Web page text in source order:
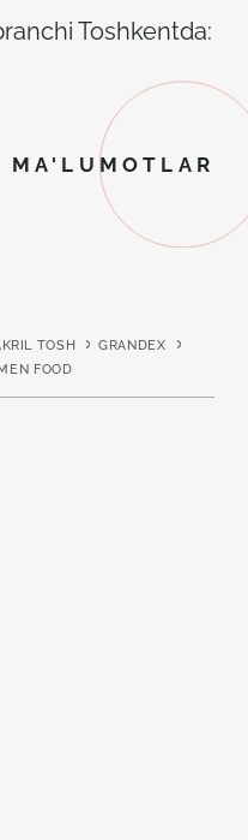
Toshkentda:
MA'LUMOTLAR
TOSH
GRANDEX
FOOD